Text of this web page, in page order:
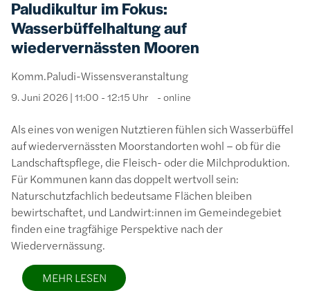
Paludikultur im Fokus:
Wasserbüffelhaltung auf
wiedervernässten Mooren
Komm.Paludi-Wissensveranstaltung
9. Juni 2026 | 11:00 - 12:15 Uhr online
Als eines von wenigen Nutztieren fühlen sich Wasserbüffel
auf wiedervernässten Moorstandorten wohl – ob für die
Landschaftspflege, die Fleisch- oder die Milchproduktion.
Für Kommunen kann das doppelt wertvoll sein:
Naturschutzfachlich bedeutsame Flächen bleiben
bewirtschaftet, und Landwirt:innen im Gemeindegebiet
finden eine tragfähige Perspektive nach der
Wiedervernässung.
MEHR LESEN